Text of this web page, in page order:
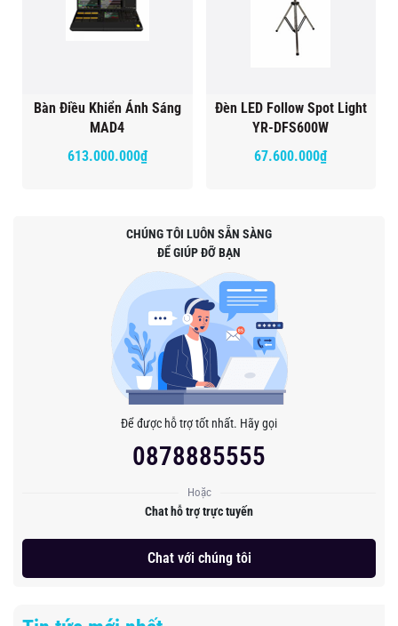
Bàn Điều Khiển Ánh Sáng
MAD4
613.000.000₫
Đèn LED Follow Spot Light
YR-DFS600W
67.600.000₫
CHÚNG TÔI LUÔN SẴN SÀNG
ĐỂ GIÚP ĐỠ BẠN
Để được hỗ trợ tốt nhất. Hãy gọi
0878885555
Hoặc
Chat hỗ trợ trực tuyến
Chat với chúng tôi